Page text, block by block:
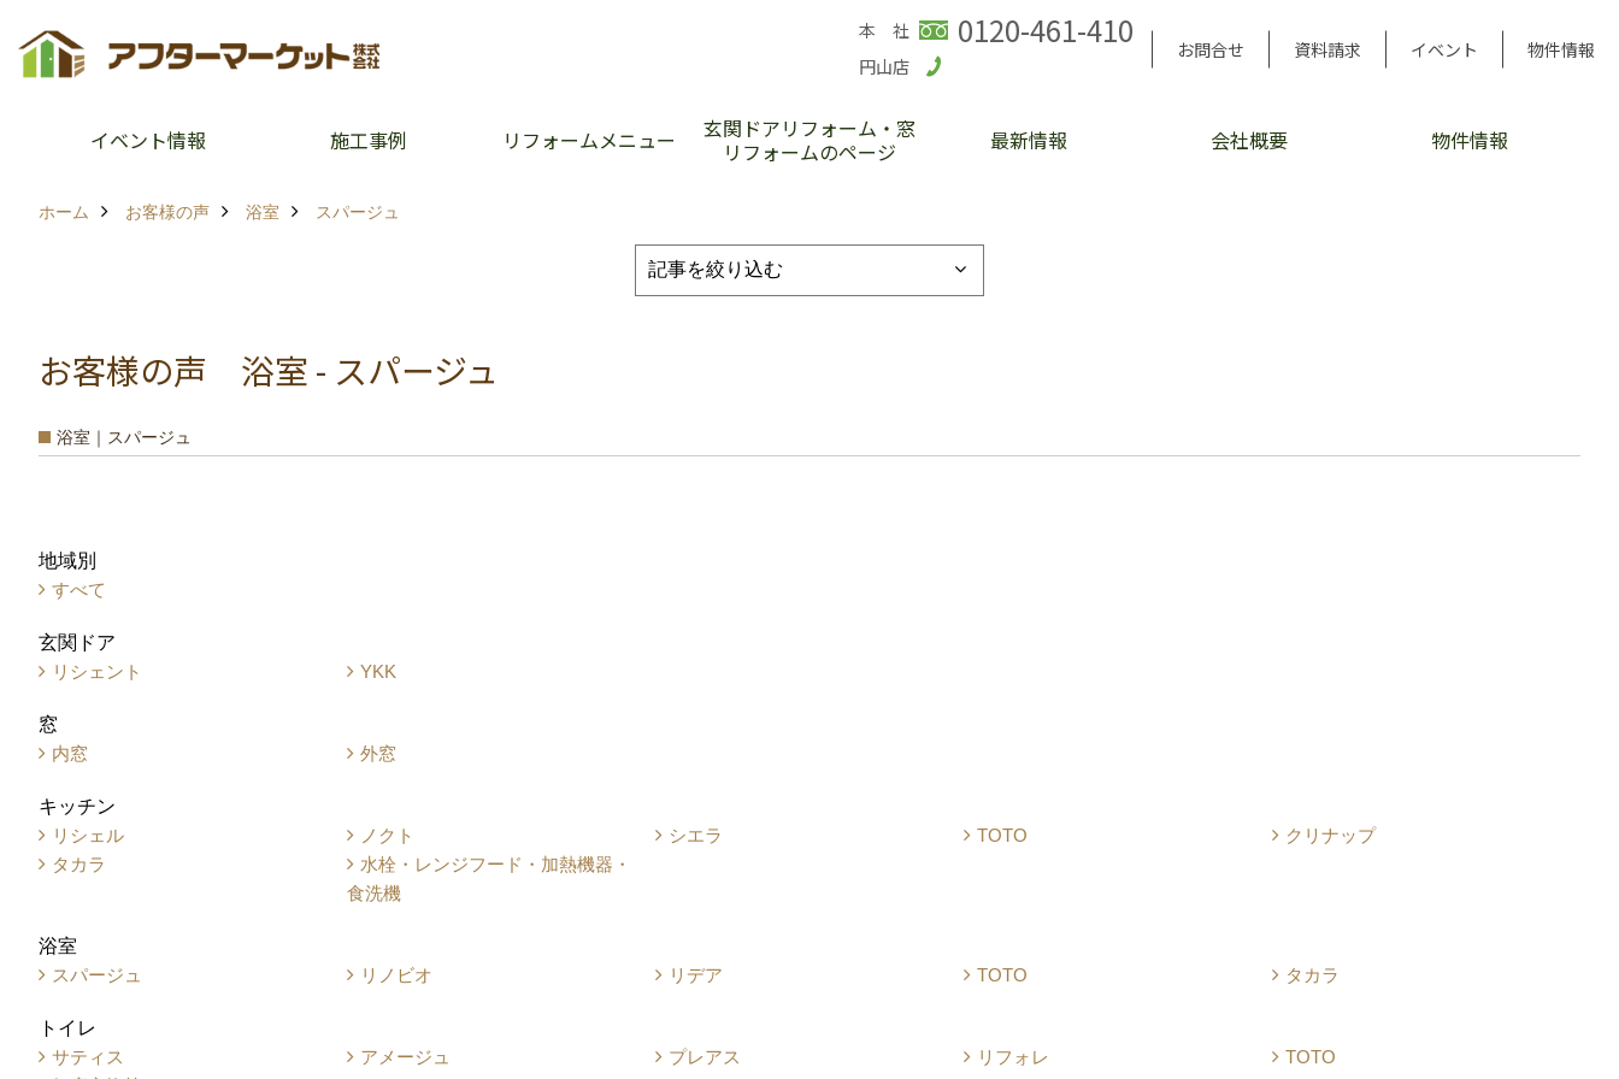
本 社 0120-461-410
円山店
お問合せ 資料請求 イベント 物件情報
イベント情報 施工事例 リフォームメニュー
玄関ドアリフォーム・窓
リフォームのページ
最新情報 会社概要 物件情報
ホーム お客様の声 浴室 スパージュ
お客様の声 浴室 - スパージュ
浴室｜スパージュ
地域別
すべて
玄関ドア
リシェント
YKK
窓
内窓
外窓
キッチン
リシェル
ノクト シエラ TOTO
クリナップ
タカラ
水栓・レンジフード・加熱機器・
食洗機
浴室
スパージュ
リノビオ リデア TOTO タカラ
トイレ
サティス
アメージュ プレアス リフォレ
TOTO